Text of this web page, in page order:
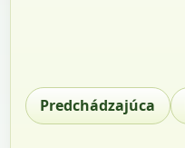
Predchádzajúca